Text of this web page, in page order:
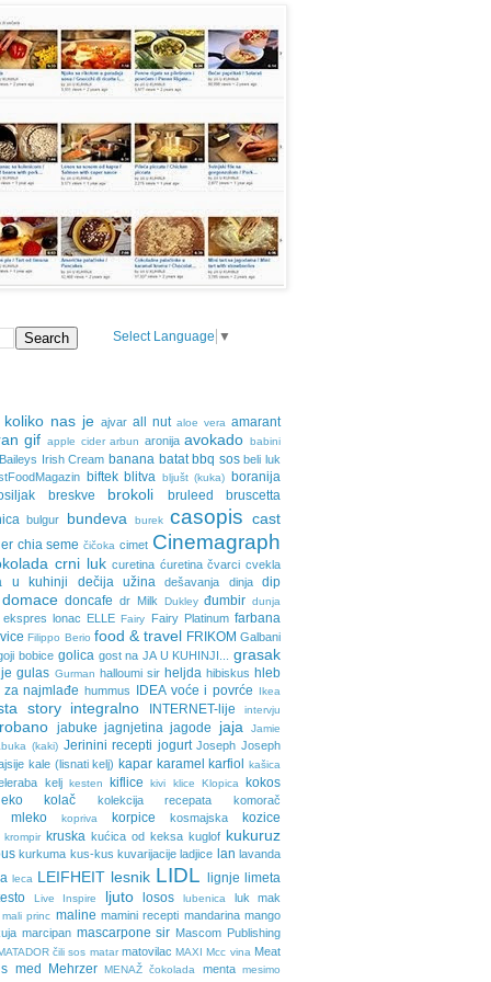
Select Language ▼
koliko nas je ajvar all nut aloe vera amarant
gif apple cider arbun aronija avokado babini
Baileys Irish Cream banana batat bbq sos beli luk
biftek blitva bljušt (kuka)
boranija
breskve brokoli bruleed
bruscetta
bulgur bundeva burek casopis cast
chia seme čičoka cimet Cinemagraph
crni luk curetina ćuretina čvarci cvekla
u kuhinji dečija užina dešavanja dinja dip
domace doncafe dr Milk Dukley đumbir dunja
ekspres lonac ELLE Fairy Fairy Platinum farbana
Filippo Berio food & travel FRIKOM Galbani
bobice golica gost na JA U KUHINJI... grasak
gulas Gurman halloumi sir heljda hibiskus hleb
za najmlađe hummus IDEA voće i povrće Ikea
story integralno INTERNET-lije intervju
jabuke jagnjetina jagode jaja
Jamie
(kaki) Jerinini recepti jogurt Joseph Joseph
kale (lisnati kelj) kapar karamel karfiol kašica
kelj kesten kiflice kivi klice Klopica
kokos
kolač kolekcija recepata komorač
mleko kopriva korpice kosmajska kozice
krompir kruska kućica od keksa kuglof kukuruz
kurkuma kus-kus kuvarijacije ladjice lan lavanda
leca LEIFHEIT lesnik LIDL lignje limeta
Live Inspire ljuto losos lubenica luk mak
mali princ maline mamini recepti mandarina mango
marcipan mascarpone sir Mascom Publishing
čili sos matar matovilac MAXI Mcc vina Meat
med Mehrzer MENAŽ čokolada menta mesimo